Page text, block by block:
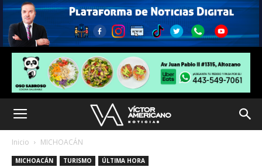
Inicio MICHOACÁN
MICHOACÁN TURISMO ÚLTIMA HORA